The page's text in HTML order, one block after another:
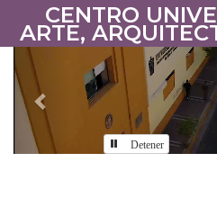
CENTRO
ARTE,
Previous
Detener